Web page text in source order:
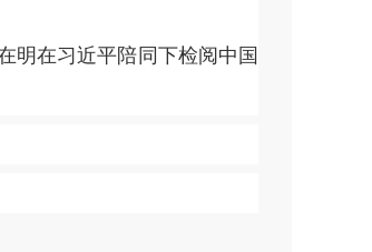
在习近平陪同下检阅中国